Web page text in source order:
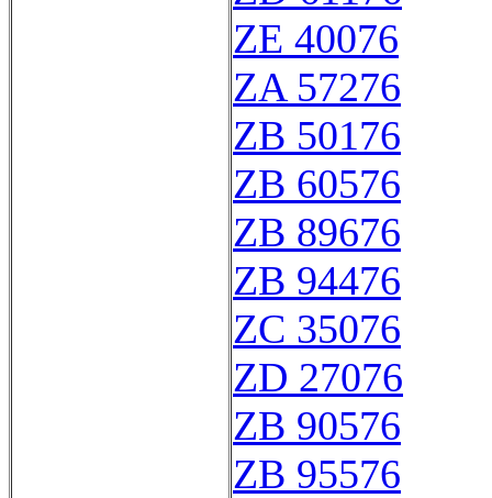
ZE 40076
ZA 57276
ZB 50176
ZB 60576
ZB 89676
ZB 94476
ZC 35076
ZD 27076
ZB 90576
ZB 95576